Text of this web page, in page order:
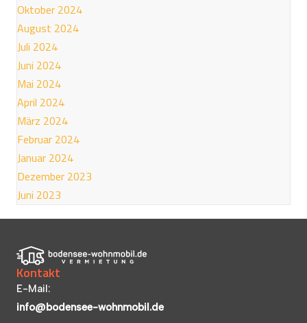
Oktober 2024
August 2024
Juli 2024
Juni 2024
Mai 2024
April 2024
März 2024
Februar 2024
Januar 2024
Dezember 2023
Juni 2023
Kontakt
E-Mail:
info@bodensee-wohnmobil.de